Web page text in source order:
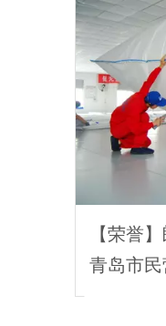
【荣誉
青岛市